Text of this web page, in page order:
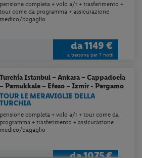
pensione completa + volo a/r + trasferimento +
tour come da programma + assicurazione
medico/bagaglio
da1149 €
a persona per 7 notti
TurchiaIstanbul – Ankara – Cappadocia
– Pamukkale – Efeso – Izmir - Pergamo
TOUR LE MERAVIGLIE DELLA
TURCHIA
pensione completa + volo a/r + tour come da
programma + trasferimento + assicurazione
medico/bagaglio
da1075 €